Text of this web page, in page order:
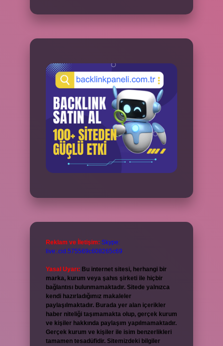
Reklam ve İletişim: Skype:
live:.cid.575569c608265c69
Yasal Uyarı: Bu internet sitesi, herhangi bir
marka, kurum veya şahıs şirketi ile hiçbir
bağlantısı bulunmamaktadır. Sitede yalnızca
kendi hazırladığımız makaleler
paylaşılmaktadır. Burada yer alan içerikler
haber niteliği taşımamakta olup, gerçek kurum
ve kişiler hakkında paylaşım yapılmamaktadır.
Gerçek kurum ve kişiler ile isim benzerlikleri
tamamen tesadüfidir. Sitemizdeki bilgiler